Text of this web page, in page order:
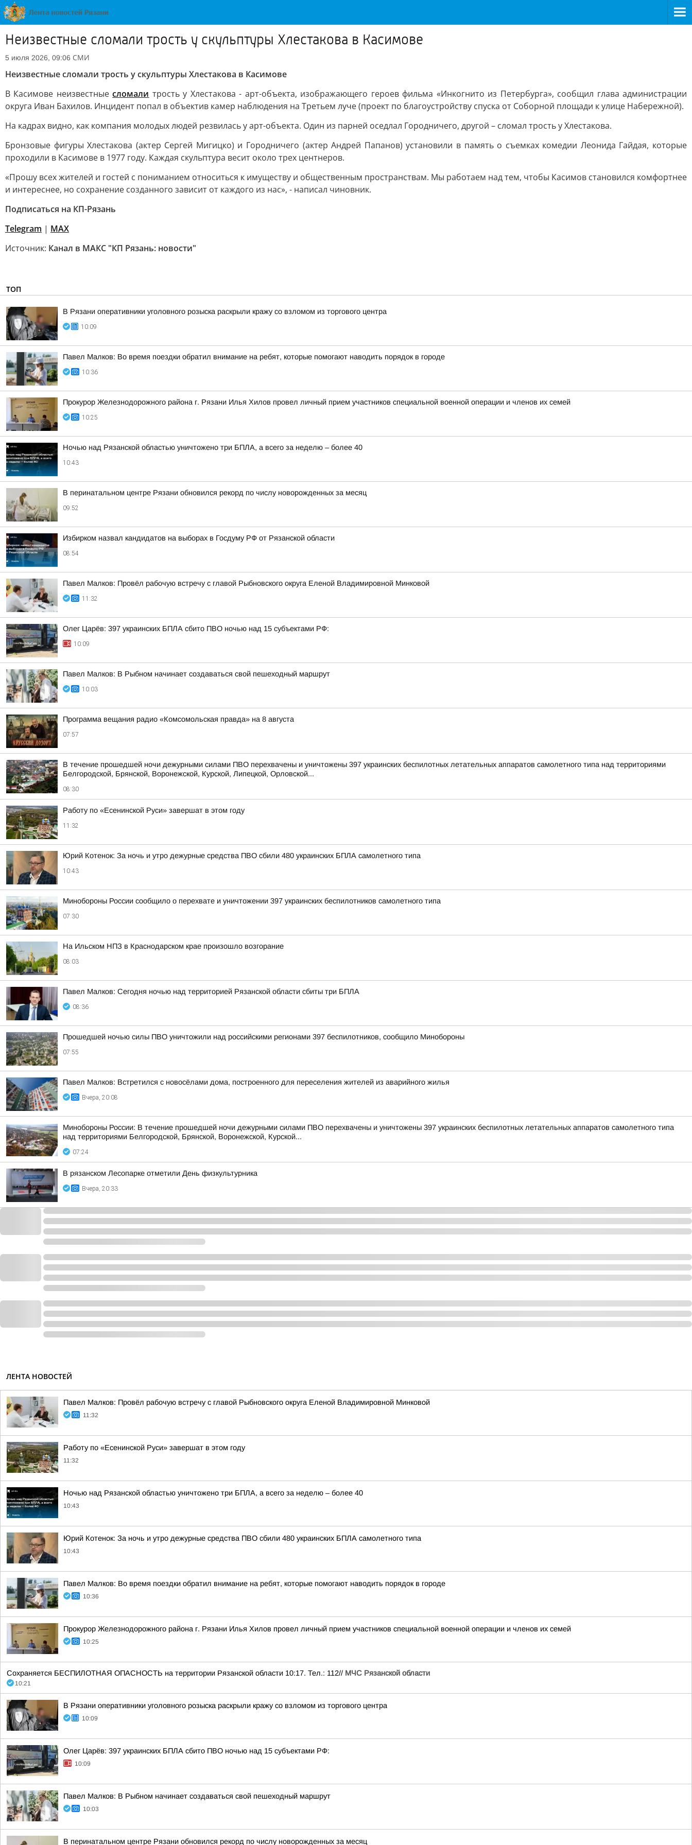
Неизвестные сломали трость у скульптуры Хлестакова в Касимове
5 июля 2026, 09:06 СМИ
Неизвестные сломали трость у скульптуры Хлестакова в Касимове
В Касимове неизвестныесломали трость у Хлестакова - арт-объекта, изображающего героев фильма «Инкогнито из Петербурга», сообщил глава администрации
округа Иван Бахилов. Инцидент попал в объектив камер наблюдения на Третьем луче (проект по благоустройству спуска от Соборной площади к улице Набережной).
На кадрах видно, как компания молодых людей резвилась у арт-объекта. Один из парней оседлал Городничего, другой – сломал трость у Хлестакова.
Бронзовые фигуры Хлестакова (актер Сергей Мигицко) и Городничего (актер Андрей Папанов) установили в память о съемках комедии Леонида Гайдая, которые
проходили в Касимове в 1977 году. Каждая скульптура весит около трех центнеров.
«Прошу всех жителей и гостей с пониманием относиться к имуществу и общественным пространствам. Мы работаем над тем, чтобы Касимов становился комфортнее
и интереснее, но сохранение созданного зависит от каждого из нас», - написал чиновник.
Подписаться на КП-Рязань
Telegram | МАХ
Источник: Канал в МАКС "КП Рязань: новости"
ТОП
В Рязани оперативники уголовного розыска раскрыли кражу со взломом из торгового центра
10:09
Павел Малков: Во время поездки обратил внимание на ребят, которые помогают наводить порядок в городе
10:36
Прокурор Железнодорожного района г. Рязани Илья Хилов провел личный прием участников специальной военной операции и членов их семей
10:25
Ночью над Рязанской областью уничтожено три БПЛА, а всего за неделю – более 40
10:43
В перинатальном центре Рязани обновился рекорд по числу новорожденных за месяц
09:52
Избирком назвал кандидатов на выборах в Госдуму РФ от Рязанской области
08:54
Павел Малков: Провёл рабочую встречу с главой Рыбновского округа Еленой Владимировной Минковой
11:32
Олег Царёв: 397 украинских БПЛА сбито ПВО ночью над 15 субъектами РФ:
10:09
Павел Малков: В Рыбном начинает создаваться свой пешеходный маршрут
10:03
Программа вещания радио «Комсомольская правда» на 8 августа
07:57
В течение прошедшей ночи дежурными силами ПВО перехвачены и уничтожены 397 украинских беспилотных летательных аппаратов самолетного типа над территориями
Белгородской, Брянской, Воронежской, Курской, Липецкой, Орловской...
08:30
Работу по «Есенинской Руси» завершат в этом году
11:32
Юрий Котенок: За ночь и утро дежурные средства ПВО сбили 480 украинских БПЛА самолетного типа
10:43
Минобороны России сообщило о перехвате и уничтожении 397 украинских беспилотников самолетного типа
07:30
На Ильском НПЗ в Краснодарском крае произошло возгорание
08:03
Павел Малков: Сегодня ночью над территорией Рязанской области сбиты три БПЛА
08:36
Прошедшей ночью силы ПВО уничтожили над российскими регионами 397 беспилотников, сообщило Минобороны
07:55
Павел Малков: Встретился с новосёлами дома, построенного для переселения жителей из аварийного жилья
Вчера, 20:08
Минобороны России: В течение прошедшей ночи дежурными силами ПВО перехвачены и уничтожены 397 украинских беспилотных летательных аппаратов самолетного типа
над территориями Белгородской, Брянской, Воронежской, Курской...
07:24
В рязанском Лесопарке отметили День физкультурника
Вчера, 20:33
ЛЕНТА НОВОСТЕЙ
Павел Малков: Провёл рабочую встречу с главой Рыбновского округа Еленой Владимировной Минковой
11:32
Работу по «Есенинской Руси» завершат в этом году
11:32
Ночью над Рязанской областью уничтожено три БПЛА, а всего за неделю – более 40
10:43
Юрий Котенок: За ночь и утро дежурные средства ПВО сбили 480 украинских БПЛА самолетного типа
10:43
Павел Малков: Во время поездки обратил внимание на ребят, которые помогают наводить порядок в городе
10:36
Прокурор Железнодорожного района г. Рязани Илья Хилов провел личный прием участников специальной военной операции и членов их семей
10:25
Сохраняется БЕСПИЛОТНАЯ ОПАСНОСТЬ на территории Рязанской области 10:17. Тел.: 112// МЧС Рязанской области
10:21
В Рязани оперативники уголовного розыска раскрыли кражу со взломом из торгового центра
10:09
Олег Царёв: 397 украинских БПЛА сбито ПВО ночью над 15 субъектами РФ:
10:09
Павел Малков: В Рыбном начинает создаваться свой пешеходный маршрут
10:03
В перинатальном центре Рязани обновился рекорд по числу новорожденных за месяц